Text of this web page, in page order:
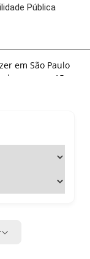
Pública
em São Paulo
de semana: 15
Itália durante
de 2026: festas
em São Paulo